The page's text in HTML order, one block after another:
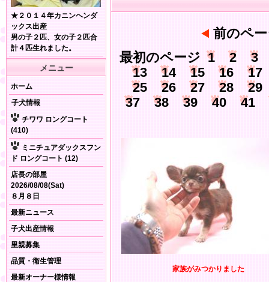
★２０１４年カニンヘンダ
ックス出産
男の子２匹、女の子２匹合
計４匹生れました。
メニュー
ホーム
子犬情報
チワワ ロングコート
(410)
ミニチュアダックスフン
ド ロングコート (12)
店長の部屋
2026/08/08(Sat)
８月８日
最新ニュース
子犬出産情報
里親募集
品質・衛生管理
最新オーナー様情報
前のペ
最初のページ 1 2 3
13
14 15 16
17
25
26 27 28
29
37
38 39 40 41
家族がみつかりました